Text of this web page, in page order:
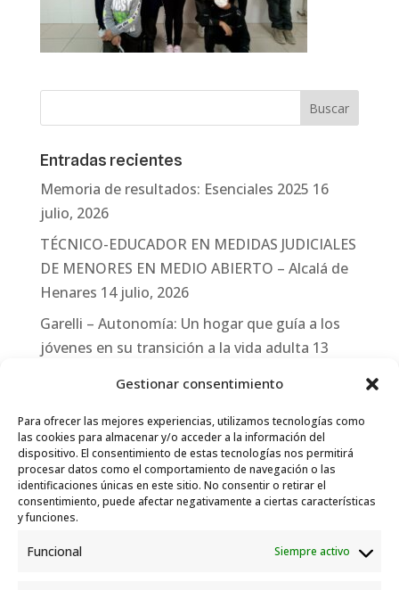
Gestionar consentimiento
Para ofrecer las mejores experiencias, utilizamos tecnologías como
las cookies para almacenar y/o acceder a la información del
dispositivo. El consentimiento de estas tecnologías nos permitirá
procesar datos como el comportamiento de navegación o las
identificaciones únicas en este sitio. No consentir o retirar el
consentimiento, puede afectar negativamente a ciertas características
y funciones.
Funcional Siempre activo
Entradas recientes
Memoria de resultados: Esenciales 2025 16
julio, 2026
TÉCNICO-EDUCADOR EN MEDIDAS JUDICIALES
DE MENORES EN MEDIO ABIERTO – Alcalá de
Henares 14 julio, 2026
Garelli – Autonomía: Un hogar que guía a los
jóvenes en su transición a la vida adulta 13
Garelli-Refugio: Acciones de empleo en el
marco del Sistema de Acogida de Protección
Internacional 10 julio, 2026